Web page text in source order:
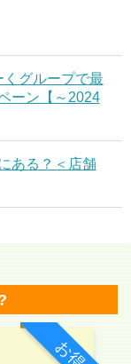
グループで最
ーン【～2024
ある？＜店舗
お得